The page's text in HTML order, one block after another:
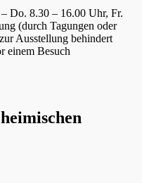
Do. 8.30 – 16.00 Uhr, Fr.
(durch Tagungen oder
Ausstellung behindert
einem Besuch